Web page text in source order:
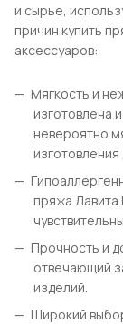
и сырье,
причин купить
аксессуаров:
Мягкость и
изготовлена
невероятно
пряжа Лавита
Прочность и
отвечающий
изделий.
Широкий